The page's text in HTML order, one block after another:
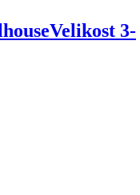
Velikost 3-